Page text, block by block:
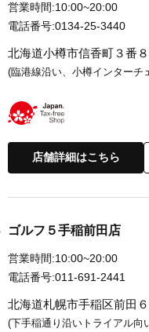
営業時間:10:00~20:00
電話番号:0134-25-3440
北海道小樽市信香町３番
(臨港線沿い、小樽インターチ
店舗詳細はこちら
ゴルフ５手稲前田店
営業時間:10:00~20:00
電話番号:011-691-2441
北海道札幌市手稲区前田
(下手稲通り沿いトライアル向